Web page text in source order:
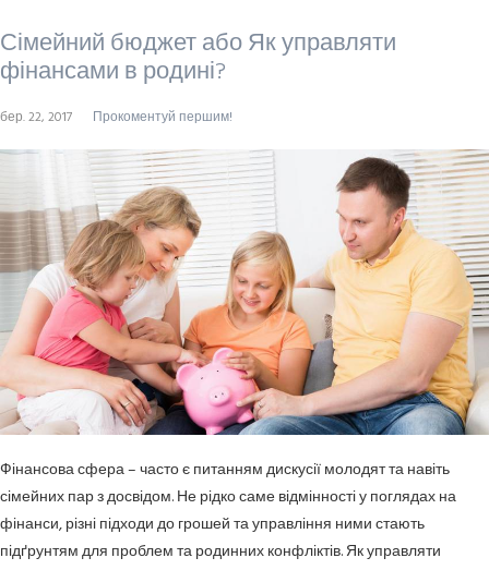
Сімейний бюджет або Як управляти
фінансами в родині?
бер. 22, 2017 Прокоментуй першим!
Фінансова сфера – часто є питанням дискусії молодят та навіть
сімейних пар з досвідом. Не рідко саме відмінності у поглядах на
фінанси, різні підходи до грошей та управління ними стають
підґрунтям для проблем та родинних конфліктів. Як управляти